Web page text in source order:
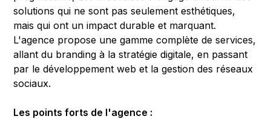
solutions qui ne sont pas seulement esthétiques,
mais qui ont un impact durable et marquant.
L'agence propose une gamme complète de services,
allant du branding à la stratégie digitale, en passant
par le développement web et la gestion des réseaux
sociaux.
Les points forts de l'agence :